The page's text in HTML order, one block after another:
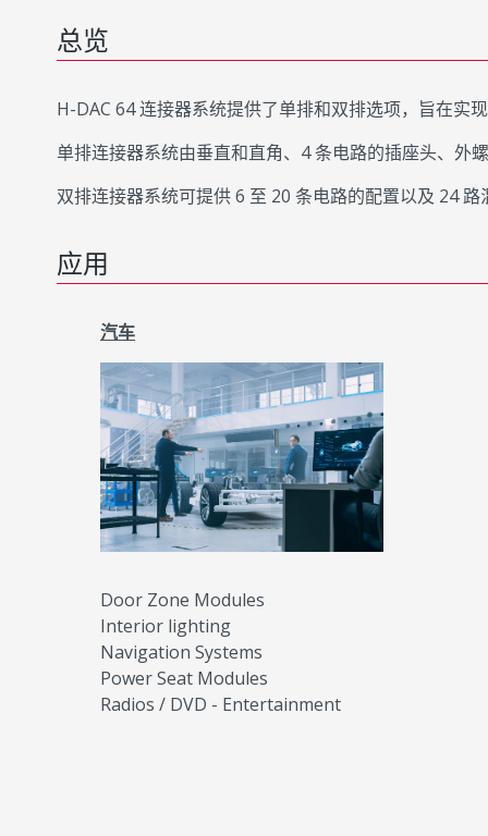
总览
H-DAC 64 连接器系统提供了单排和双排选项，旨在实
单排连接器系统由垂直和直角、4 条电路的插座头、外
双排连接器系统可提供 6 至 20 条电路的配置以及 24
应用
汽车
Door Zone Modules
Interior lighting
Navigation Systems
Power Seat Modules
Radios / DVD - Entertainment